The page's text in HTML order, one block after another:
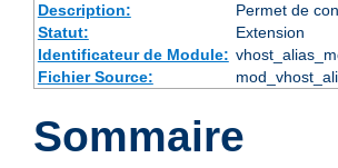
Description:
Permet de
Statut:
Extension
Identificateur de Module:
Fichier Source:
Sommaire